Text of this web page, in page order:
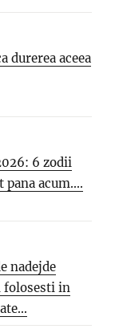
durerea aceea
6 zodii
acum....
nadejde
folosesti in